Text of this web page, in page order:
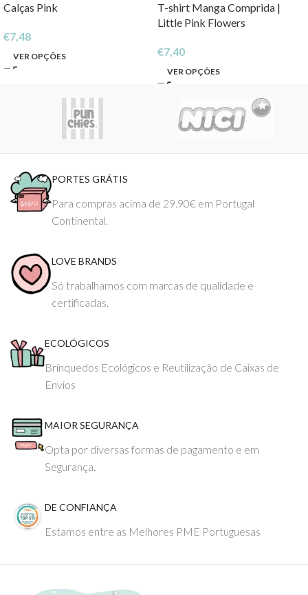
Calças Pink
€7,48
VER OPÇÕES
T-shirt Manga Comprida |
Little Pink Flowers
€7,40
VER OPÇÕES
PORTES GRÁTIS
Para compras acima de 29.90€ em Portugal
Continental.
LOVE BRANDS
Só trabalhamos com marcas de qualidade e
certificadas.
ECOLÓGICOS
Brinquedos Ecológicos e Reutilização de Caixas de
Envios
MAIOR SEGURANÇA
Opta por diversas formas de pagamento e em
Segurança.
DE CONFIANÇA
Estamos entre as Melhores PME Portuguesas